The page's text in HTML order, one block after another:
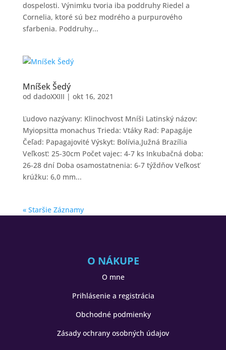
dospelosti. Výnimku tvoria iba poddruhy Riedel a
Cornelia, ktoré sú bez modrého a purpurového
sfarbenia. Poddruhy...
Mníšek Šedý
od dadoXXIII | okt 16, 2021
Ľudovo nazývany: Klinochvost Mníši Latinský názov:
Myiopsitta monachus Trieda: Vtáky Rad: Papagáje
Čeľad: Papagajovité Výskyt: Bolívia,Južná Brazília
Veľkosť: 25-30cm Počet vajec: 4-7 ks Inkubačná doba:
26-28 dní Doba osamostatnenia: 6-7 týždňov Veľkosť
krúžku: 6,0 mm...
« Staršie Záznamy
O NÁKUPE
O mne
Prihlásenie a registrácia
Obchodné podmienky
Zásady ochrany osobných údajov